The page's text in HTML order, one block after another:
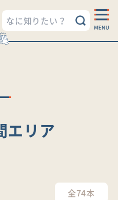
エリア
全74本